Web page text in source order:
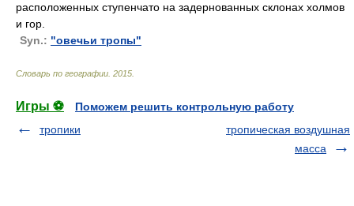
расположенных ступенчато на задернованных склонах холмов
и гор.
Syn.: "овечьи тропы"
Словарь по географии 2015
Игры ⚽
Поможем решить контрольную работу
тропики
тропическая воздушная
масса